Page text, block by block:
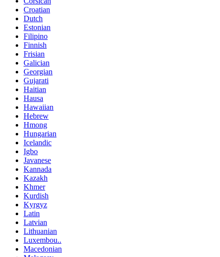
Croatian
Dutch
Estonian
Filipino
Finnish
Frisian
Galician
Georgian
Gujarati
Haitian
Hausa
Hawaiian
Hebrew
Hmong
Hungarian
Icelandic
Igbo
Javanese
Kannada
Kazakh
Khmer
Kurdish
Kyrgyz
Latin
Latvian
Lithuanian
Luxembou..
Macedonian